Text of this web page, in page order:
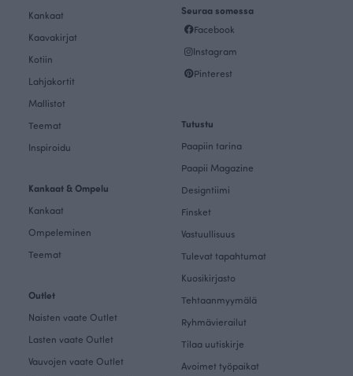
Kankaat
Kaavakirjat
Kotiin
Lahjakortit
Mallistot
Teemat
Inspiroidu
Kankaat & Ompelu
Kankaat
Ompeleminen
Teemat
Outlet
Naisten vaate Outlet
Lasten vaate Outlet
Vauvojen vaate Outlet
Seuraa somessa
Facebook
Instagram
Pinterest
Tutustu
Paapiin tarina
Paapii Magazine
Designtiimi
Finsket
Vastuullisuus
Tulevat tapahtumat
Kuosikirjasto
Tehtaanmyymälä
Ryhmävierailut
Tilaa uutiskirje
Avoimet työpaikat